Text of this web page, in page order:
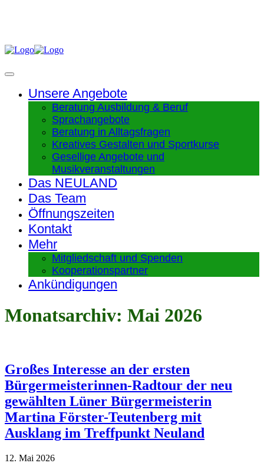
Unsere Angebote
Beratung Ausbildung & Beruf
Sprachangebote
Beratung in Alltagsfragen
Kreatives Gestalten und Sportkurse
Gesellige Angebote und
Musikveranstaltungen
Das NEULAND
Das Team
Öffnungszeiten
Kontakt
Mehr
Mitgliedschaft und Spenden
Kooperationspartner
Ankündigungen
Monatsarchiv: Mai 2026
Großes Interesse an der ersten
Bürgermeisterinnen-Radtour der neu
gewählten Lüner Bürgermeisterin
Martina Förster-Teutenberg mit
Ausklang im Treffpunkt Neuland
12. Mai 2026